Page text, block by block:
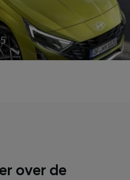
5
over de